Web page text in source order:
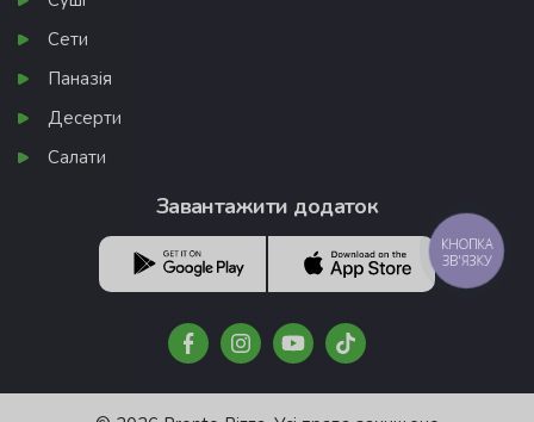
Сети
Паназія
Десерти
Салати
Завантажити додаток
КНОПКА
ЗВ'ЯЗКУ